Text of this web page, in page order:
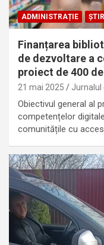
ADMINISTRAȚIE
Finanțarea
de dezvoltare a
proiect de 400
21 mai 2025 Jurnalul
Obiectivul general al
competențelor
comunitățile cu